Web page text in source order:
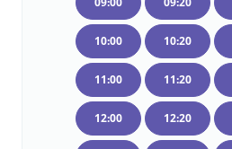
10:00 10:20
11:00 11:20
12:00 12:20